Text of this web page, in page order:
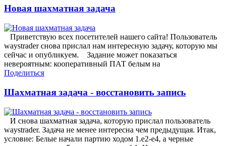
Новая шахматная задача
Приветствую всех посетителей нашего сайта! Пользователь
waystrader снова прислал нам интересную задачу, которую мы
сейчас и опубликуем. Задание может показаться
невероятным: кооперативный ПАТ белым на
Поделиться
Шахматная задача - восстановить запись
И снова шахматная задача, которую прислал пользователь
waystrader. Задача не менее интересна чем предыдущая. Итак,
условие: Белые начали партию ходом 1.e2-e4, а черные